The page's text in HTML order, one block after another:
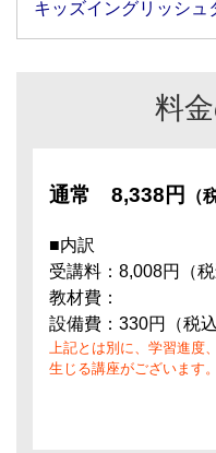
キッズイングリッシュ
料
通常 8,338円 （
■内訳
受講料：8,008円（税
教材費：
設備費：330円（税込
上記とは別に、学習進度
生じる講座がございます。